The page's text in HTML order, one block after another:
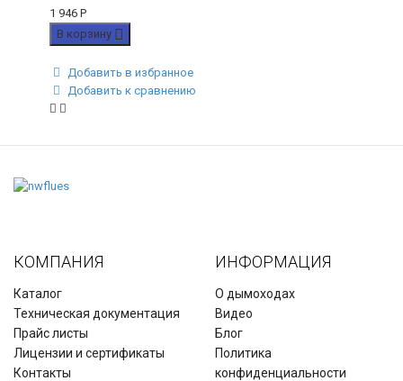
1 946 Р
В корзину
Добавить в избранное
Добавить к сравнению
КОМПАНИЯ
Каталог
Техническая документация
Прайс листы
Лицензии и сертификаты
Контакты
ИНФОРМАЦИЯ
О дымоходах
Видео
Блог
Политика
конфиденциальности